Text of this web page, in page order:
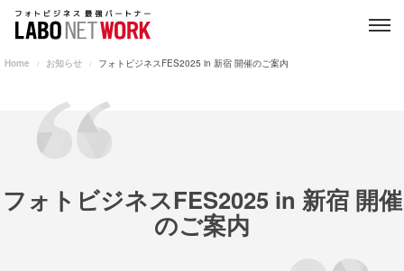
Home お知らせ フォトビジネスFES2025 in 新宿 開催のご案内
フォトビジネスFES2025 in 新宿 開催
のご案内